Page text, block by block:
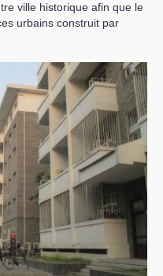
ville historique afin que le
urbains construit par